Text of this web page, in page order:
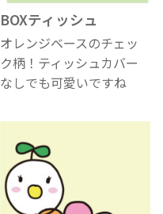
BOXティッシュ
オレンジベースのチェッ
ク柄！ティッシュカバー
なしでも可愛いですね